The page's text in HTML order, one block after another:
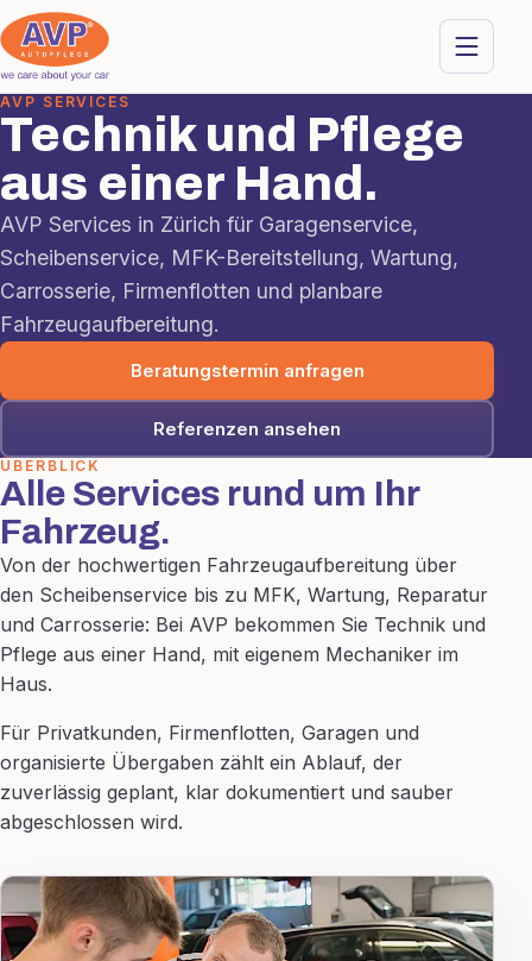
AVP SERVICES
Technik und Pflege
aus einer Hand.
AVP Services in Zürich für Garagenservice,
Scheibenservice, MFK-Bereitstellung, Wartung,
Carrosserie, Firmenflotten und planbare
Fahrzeugaufbereitung.
Beratungstermin anfragen
Referenzen ansehen
ÜBERBLICK
Alle Services rund um Ihr
Fahrzeug.
Von der hochwertigen Fahrzeugaufbereitung über
den Scheibenservice bis zu MFK, Wartung, Reparatur
und Carrosserie: Bei AVP bekommen Sie Technik und
Pflege aus einer Hand, mit eigenem Mechaniker im
Haus.
Für Privatkunden, Firmenflotten, Garagen und
organisierte Übergaben zählt ein Ablauf, der
zuverlässig geplant, klar dokumentiert und sauber
abgeschlossen wird.